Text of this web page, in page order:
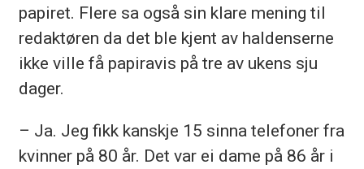
papiret. Flere sa også sin klare mening til
redaktøren da det ble kjent av haldenserne
ikke ville få papiravis på tre av ukens sju
dager.
– Ja. Jeg fikk kanskje 15 sinna telefoner fra
kvinner på 80 år. Det var ei dame på 86 år i